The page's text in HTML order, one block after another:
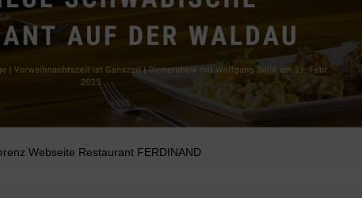
Webseite Restaurant FERDINAND